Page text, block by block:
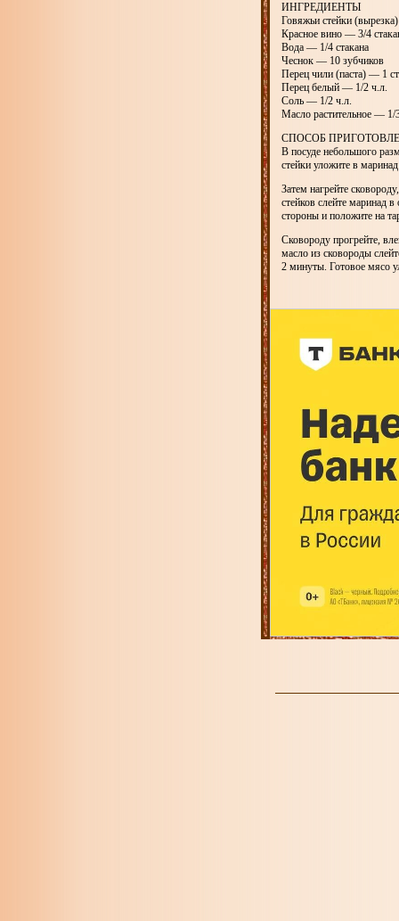
ИНГРЕДИЕНТЫ
Говяжьи стейки
Красное вино — 3/4
Вода — 1/4 стакана
Чеснок — 10 зубчиков
Перец чили (паста) — 1
Перец белый — 1/2 ч.л.
Соль — 1/2 ч.л.
Масло растительное — 1/
СПОСОБ
В посуде небольшого
стейки уложите в
Затем нагрейте
стейков слейте маринад
стороны и положите на
Сковороду прогрейте,
масло из сковороды
2 минуты. Готовое мясо